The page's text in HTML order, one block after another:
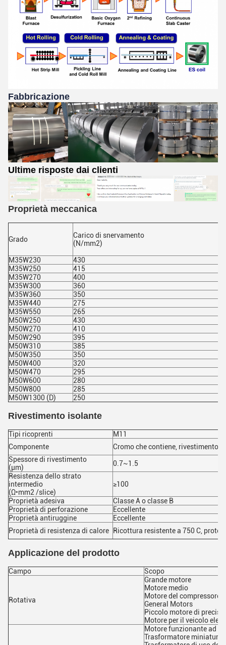
Fabbricazione
Ultime risposte dai clienti
Proprietà meccanica
Grado
Carico di snervamento
(N/mm2)
M35W230
430
M35W250
415
M35W270
400
M35W300
360
M35W360
350
M35W440
275
M35W550
265
M50W250
430
M50W270
410
M50W290
395
M50W310
385
M50W350
350
M50W400
320
M50W470
295
M50W600
280
M50W800
285
M50W1300 (D)
250
Rivestimento isolante
Tipi ricoprenti
M11
Componente
Cromo che contiene, rivestimento
Spessore di rivestimento
(μm)
0.7~1.5
Resistenza dello strato
intermedio
(Ω•mm2 /slice)
≥100
Proprietà adesiva
Classe A o classe B
Proprietà di perforazione
Eccellente
Proprietà antiruggine
Eccellente
Proprietà di resistenza di calore
Ricottura resistente a 750 C,
Applicazione del prodotto
Campo Scopo
Rotativa
Grande motore
Motore medio
Motore del compressore
General Motors
Piccolo motore di
Motore per il veicolo
Motore funzionante ad
Trasformatore miniatura